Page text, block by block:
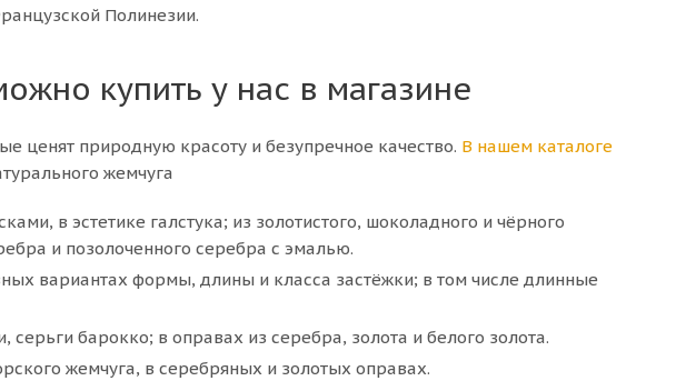
Полинезии.
купить у нас в магазине
природную красоту и безупречное качество. В нашем каталоге
жемчуга
в эстетике галстука; из золотистого, шоколадного и чёрного
и позолоченного серебра с эмалью.
вариантах формы, длины и класса застёжки; в том числе длинные
серьги барокко; в оправах из серебра, золота и белого золота.
жемчуга, в серебряных и золотых оправах.